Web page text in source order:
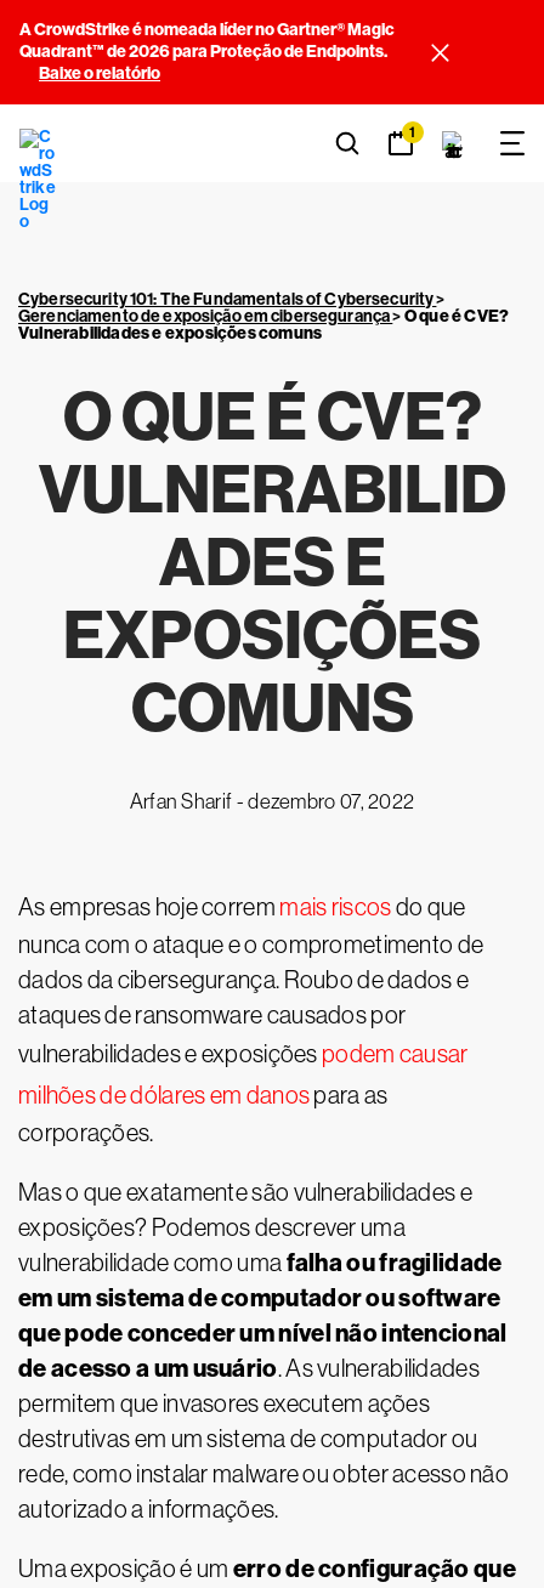
A CrowdStrike é nomeada líder no Gartner® Magic
Quadrant™ de 2026 para Proteção de Endpoints.
Baixe o relatório
1
Cybersecurity 101: The Fundamentals of Cybersecurity>
Gerenciamento de exposição em cibersegurança>O que éCVE?
Vulnerabilidades e exposições comuns
O QUE ÉCVE?
VULNERABILID
ADES E
EXPOSIÇÕES
COMUNS
Arfan Sharif -dezembro 07, 2022
As empresas hoje correm mais riscosdo que
nunca com o ataque e o comprometimento de
dados da cibersegurança. Roubo de dados e
ataques de ransomware causados por
vulnerabilidades e exposições podem causar
milhões de dólares em danospara as
corporações.
Mas o que exatamente são vulnerabilidades e
exposições? Podemos descrever uma
vulnerabilidade como uma falha ou fragilidade
em um sistema de computador ou software
que pode conceder um nível não intencional
de acesso a um usuário. As vulnerabilidades
permitem que invasores executem ações
destrutivas em um sistema de computador ou
rede, como instalar malware ou obter acesso não
autorizado a informações.
Uma exposição é um erro de configuração que